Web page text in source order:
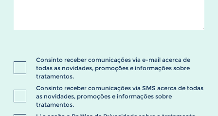
Consinto receber comunicações via e-mail acerca de
todas as novidades, promoções e informações sobre
tratamentos.
Consinto receber comunicações via SMS acerca de todas
as novidades, promoções e informações sobre
tratamentos.